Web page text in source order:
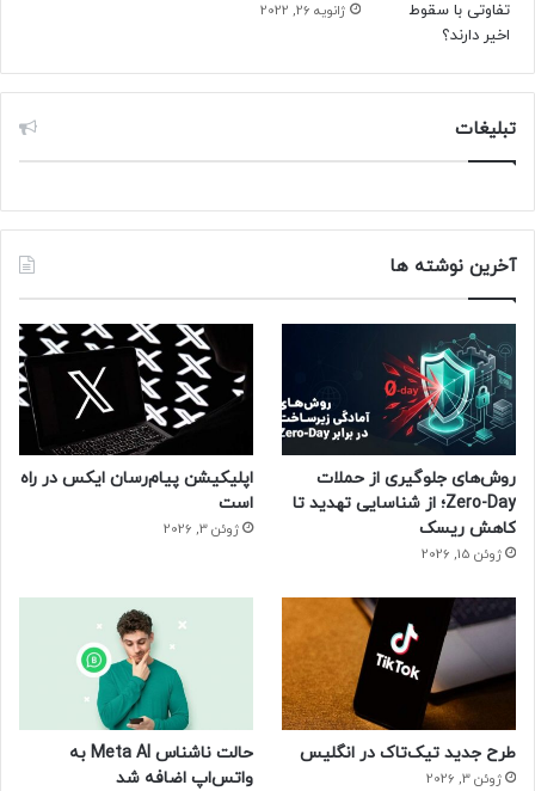
ژانویه 26, 2022
تبلیغات
آخرین نوشته ها
روش‌های جلوگیری از حملات
Zero-Day؛ از شناسایی تهدید تا
کاهش ریسک
ژوئن 15, 2026
اپلیکیشن پیام‌رسان ایکس در راه
است
ژوئن 3, 2026
طرح جدید تیک‌تاک در انگلیس
ژوئن 3, 2026
حالت ناشناس Meta AI به
واتس‌اپ اضافه شد